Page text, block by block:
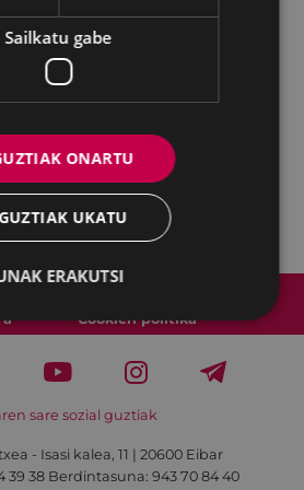
Chourraut piraguista, Irati
Azkorbebeitia mendi
pilotaria izango dira.
kontaktuan baieztatu
Fernández)
650 51 64 54.
SAKATU HEMEN
Cookien politika
sare sozial guztiak
- Isasi kalea, 11 | 20600 Eibar
39 38 Berdintasuna: 943 70 84 40
Sailkatu gabe
ONARTU
GUZTIAK UKATU
ERAKUTSI